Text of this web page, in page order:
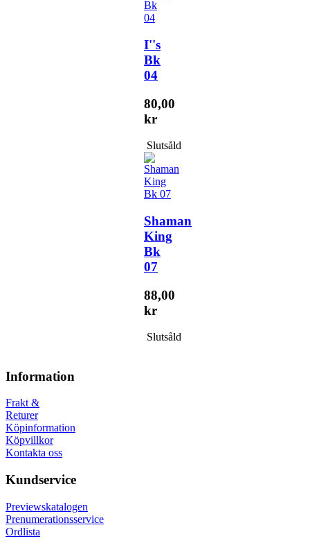
I''s
Bk
04
80,00
kr
Slutsåld
Shaman
King
Bk
07
88,00
kr
Slutsåld
Information
Frakt &
Returer
Köpinformation
Köpvillkor
Kontakta oss
Kundservice
Previewskatalogen
Prenumerationsservice
Ordlista